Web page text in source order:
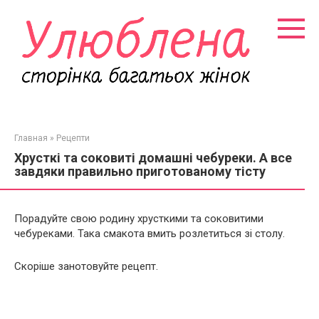
контенту
Главная » Рецепти
Хрусткі та соковиті домашні чебуреки. А все
завдяки правильно приготованому тісту
Порадуйте свою родину хрусткими та соковитими
чебуреками. Така смакота вмить розлетиться зі столу.
Скоріше занотовуйте рецепт.